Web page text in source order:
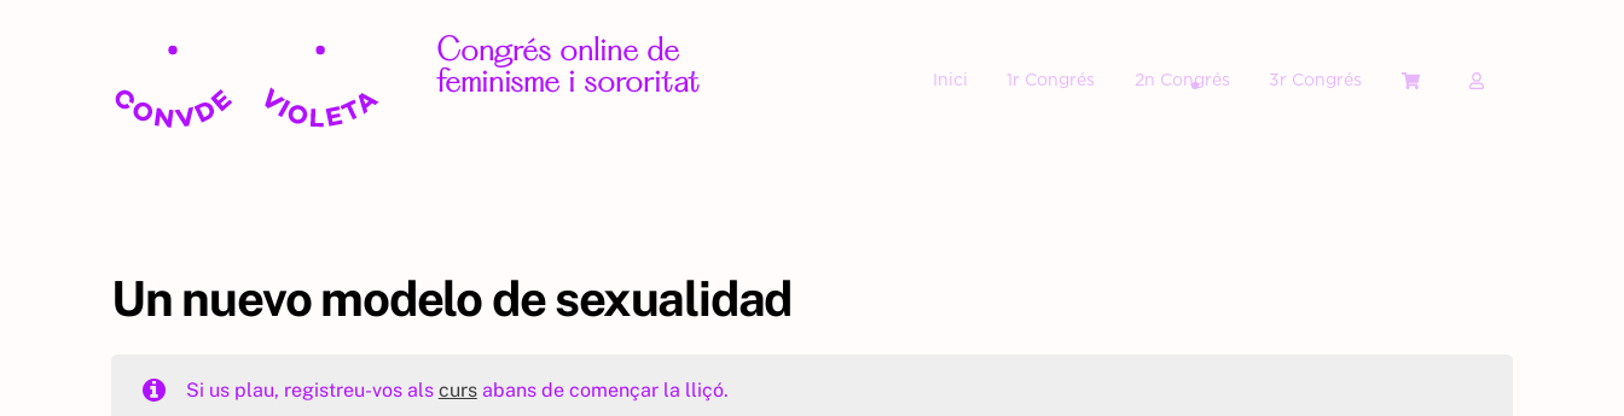
Congrés online de
feminisme i sororitat
Inici 1r Congrés 2n Congrés 3r Congrés
Un nuevo modelo de sexualidad
Si us plau, registreu-vos als cursabans de començar la lliçó.